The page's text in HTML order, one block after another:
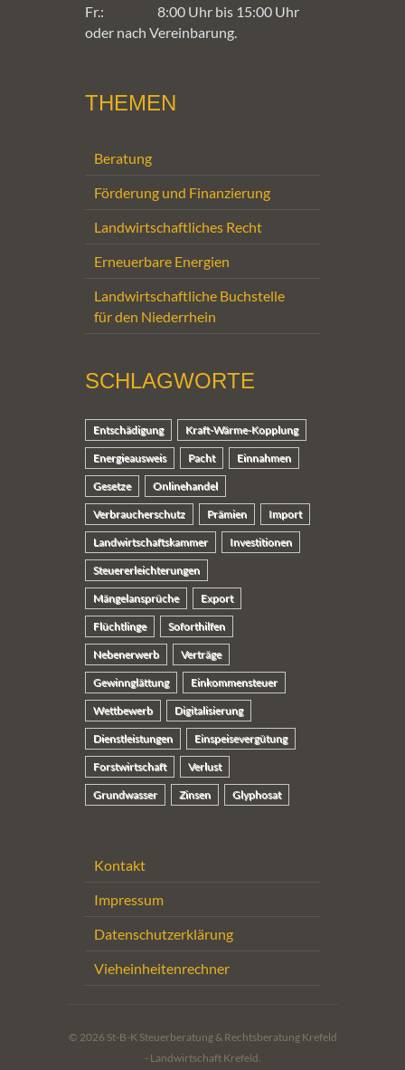
Fr.:
8:00 Uhr bis 15:00 Uhr
oder nach Vereinbarung.
THEMEN
Beratung
Förderung und Finanzierung
Landwirtschaftliches Recht
Erneuerbare Energien
Landwirtschaftliche Buchstelle
für den Niederrhein
SCHLAGWORTE
Entschädigung Kraft-Wärme-Kopplung
Energieausweis Pacht Einnahmen
Gesetze Onlinehandel
Verbraucherschutz Prämien Import
Landwirtschaftskammer Investitionen
Steuererleichterungen
Mängelansprüche Export
Flüchtlinge Soforthilfen
Nebenerwerb Verträge
Gewinnglättung Einkommensteuer
Wettbewerb Digitalisierung
Dienstleistungen Einspeisevergütung
Forstwirtschaft Verlust
Grundwasser Zinsen Glyphosat
Kontakt
Impressum
Datenschutzerklärung
Vieheinheitenrechner
© 2026 St-B-K Steuerberatung & Rechtsberatung Krefeld
- Landwirtschaft Krefeld.